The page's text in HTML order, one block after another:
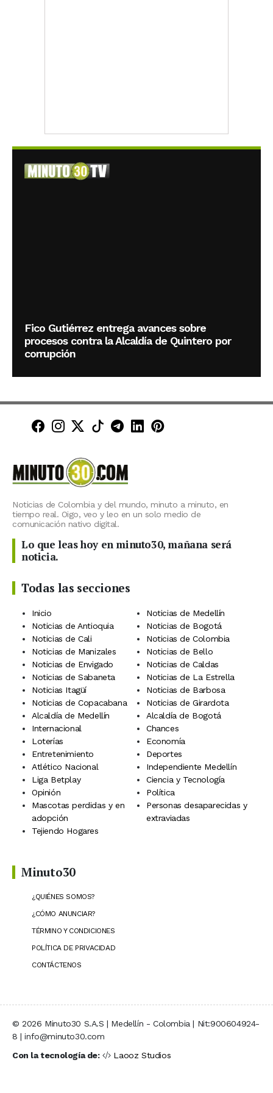
Fico Gutiérrez entrega avances sobre
procesos contra la Alcaldía de Quintero por
corrupción
Minuto30 en Facebook
Minuto30 en Instagram
Minuto30 en X (Twitter)
Minuto30 en TikTok
Canal de Minuto30 en
Minuto30 en LinkedIn
Minuto30 en
Noticias de Colombia y del mundo, minuto a minuto, en
tiempo real. Oigo, veo y leo en un solo medio de
comunicación nativo digital.
Lo que leas hoy en minuto30, mañana será
noticia.
Todas las secciones
Inicio
Noticias de Medellín
Noticias de Antioquia
Noticias de Bogotá
Noticias de Cali
Noticias de Colombia
Noticias de Manizales
Noticias de Bello
Noticias de Envigado
Noticias de Caldas
Noticias de Sabaneta
Noticias de La Estrella
Noticias Itagüí
Noticias de Barbosa
Noticias de Copacabana
Noticias de Girardota
Alcaldía de Medellín
Alcaldía de Bogotá
Internacional
Chances
Loterías
Economía
Entretenimiento
Deportes
Atlético Nacional
Independiente Medellín
Liga Betplay
Ciencia y Tecnología
Opinión
Política
Mascotas perdidas y en
adopción
Personas desaparecidas y
extraviadas
Tejiendo Hogares
Minuto30
¿QUIÉNES SOMOS?
¿CÓMO ANUNCIAR?
TÉRMINO Y CONDICIONES
POLÍTICA DE PRIVACIDAD
CONTÁCTENOS
© 2026 Minuto30 S.A.S | Medellín - Colombia | Nit:900604924-
8 | info@minuto30.com
Con la tecnología de:
Laooz Studios